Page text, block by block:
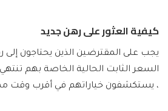
كيفية العثور على رهن جديد
يجب على المقترضين الذين يحتاجون
السعر الثابت الحالية الخاصة بهم
، يستكشفون خياراتهم في أقرب وقت